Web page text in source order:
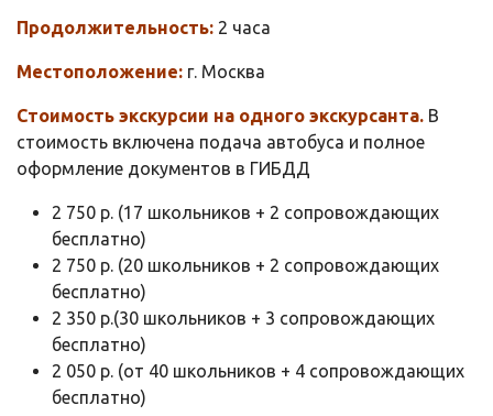
Продолжительность: 2 часа
Местоположение: г. Москва
Стоимость экскурсии на одного экскурсанта. В
стоимость включена подача автобуса и полное
оформление документов в ГИБДД
2 750 р. (17 школьников + 2 сопровождающих
бесплатно)
2 750 р. (20 школьников + 2 сопровождающих
бесплатно)
2 350 р.(30 школьников + 3 сопровождающих
бесплатно)
2 050 р. (от 40 школьников + 4 сопровождающих
бесплатно)